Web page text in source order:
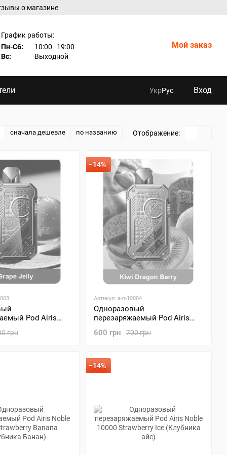
о магазине
График работы:
Пн-Сб:
10:00–19:00
Вс:
Выходной
Мой заказ
УкрРус Вход
сначала дешевле по названию Отображение:
Pod Airis
желе)
грн
−14%
Артикул: a-n-10004
Одноразовый
перезаряжаемый Pod Airis
(Киви, Драконий Фрукт Ягода)
700 грн
600 грн
−14%